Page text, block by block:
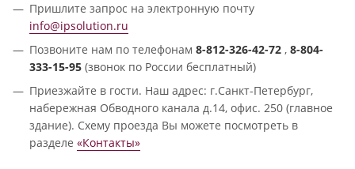
Пришлите запрос на электронную почту
info@ipsolution.ru
Позвоните нам по телефонам 8-812-326-42-72 , 8-804-
333-15-95 (звонок по России бесплатный)
Приезжайте в гости. Наш адрес: г.Санкт-Петербург,
набережная Обводного канала д.14, офис. 250 (главное
здание). Схему проезда Вы можете посмотреть в
разделе «Контакты»